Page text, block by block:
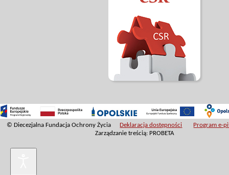
© Diecezjalna Fundacja Ochrony Życia Deklaracja dostępności
Program e-
Zarządzanie treścią: PROBETA